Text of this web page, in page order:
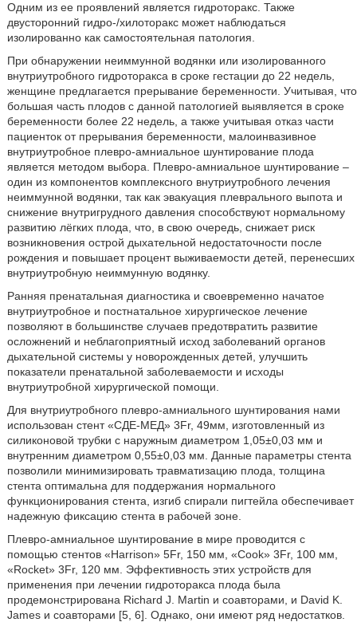
Одним из ее проявлений является гидроторакс. Также
двусторонний гидро-/хилоторакс может наблюдаться
изолированно как самостоятельная патология.
При обнаружении неиммунной водянки или изолированного
внутриутробного гидроторакса в сроке гестации до 22 недель,
женщине предлагается прерывание беременности. Учитывая, что
большая часть плодов с данной патологией выявляется в сроке
беременности более 22 недель, а также учитывая отказ части
пациенток от прерывания беременности, малоинвазивное
внутриутробное плевро-амниальное шунтирование плода
является методом выбора. Плевро-амниальное шунтирование –
один из компонентов комплексного внутриутробного лечения
неиммунной водянки, так как эвакуация плеврального выпота и
снижение внутригрудного давления способствуют нормальному
развитию лёгких плода, что, в свою очередь, снижает риск
возникновения острой дыхательной недостаточности после
рождения и повышает процент выживаемости детей, перенесших
внутриутробную неиммунную водянку.
Ранняя пренатальная диагностика и своевременно начатое
внутриутробное и постнатальное хирургическое лечение
позволяют в большинстве случаев предотвратить развитие
осложнений и неблагоприятный исход заболеваний органов
дыхательной системы у новорожденных детей, улучшить
показатели пренатальной заболеваемости и исходы
внутриутробной хирургической помощи.
Для внутриутробного плевро-амниального шунтирования нами
использован стент «СДЕ-МЕД» 3Fr, 49мм, изготовленный из
силиконовой трубки с наружным диаметром 1,05±0,03 мм и
внутренним диаметром 0,55±0,03 мм. Данные параметры стента
позволили минимизировать травматизацию плода, толщина
стента оптимальна для поддержания нормального
функционирования стента, изгиб спирали пигтейла обеспечивает
надежную фиксацию стента в рабочей зоне.
Плевро-амниальное шунтирование в мире проводится с
помощью стентов «Harrison» 5Fr, 150 мм, «Cook» 3Fr, 100 мм,
«Rocket» 3Fr, 120 мм. Эффективность этих устройств для
применения при лечении гидроторакса плода была
продемонстрирована Richard J. Martin и соавторами, и David K.
James и соавторами [5, 6]. Однако, они имеют ряд недостатков.